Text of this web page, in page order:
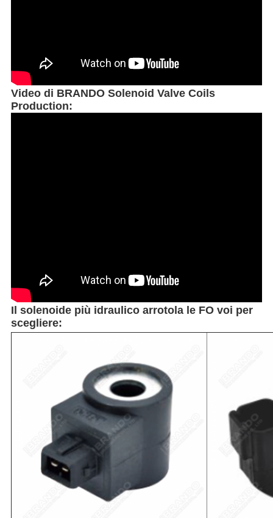
Video di BRANDO Solenoid Valve Coils
Production:
Il solenoide più idraulico arrotola le FO voi per
scegliere: